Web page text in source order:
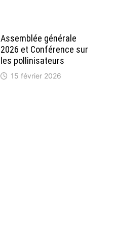
Assemblée générale
2026 et Conférence sur
les pollinisateurs
15 février 2026